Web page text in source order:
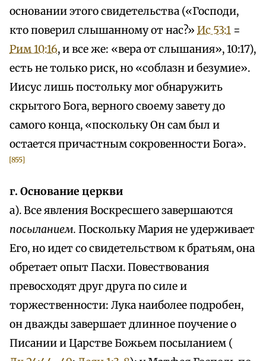
основании этого свидетельства («Господи,
кто поверил слышанному от нас?» Ис 53:1 =
Рим 10:16, и все же: «вера от слышания», 10:17),
есть не только риск, но «соблазн и безумие».
Иисус лишь постольку мог обнаружить
скрытого Бога, верного своему завету до
самого конца, «поскольку Он сам был и
остается причастным сокровенности Бога».
[855]
г. Основание церкви
а). Все явления Воскресшего завершаются
посыланием. Поскольку Мария не удерживает
Его, но идет со свидетельством к братьям, она
обретает опыт Пасхи. Повествования
превосходят друг друга по силе и
торжественности: Лука наиболее подробен,
он дважды завершает длинное поучение о
Писании и Царстве Божьем посыланием (